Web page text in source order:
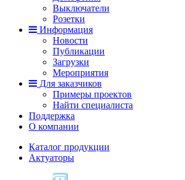
Выключатели
Розетки
Информация
Новости
Публикации
Загрузки
Мероприятия
Для заказчиков
Примеры проектов
Найти специалиста
Поддержка
О компании
Каталог продукции
Актуаторы